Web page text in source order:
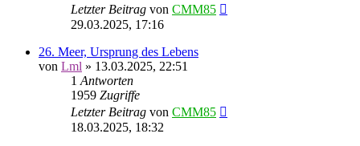
Letzter Beitrag von CMM85
29.03.2025, 17:16
26. Meer, Ursprung des Lebens
von Lml » 13.03.2025, 22:51
1 Antworten
1959 Zugriffe
Letzter Beitrag von CMM85
18.03.2025, 18:32